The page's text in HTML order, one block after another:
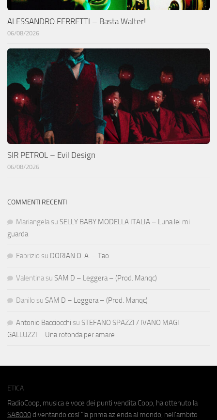
ALESSANDRO FERRETTI – Basta Walter!
06/08/2026
SIR PETROL – Evil Design
06/08/2026
COMMENTI RECENTI
Mariangela su SELLY BABY MODELLA ITALIA – Luna lei mi
guarda
Fabrizio su DORIAN O. A. – Tao
Valentina su SAM D – Leggera – (Prod. Manqc)
Danilo su SAM D – Leggera – (Prod. Manqc)
Antonio Bacciocchi su STEFANO SPAZZI / IVANO MAGI
GALLUZZI – Una rotonda per amare
ETICA
RadioCoop, musica e voce dei punti vendita Coop, ha ottenuto la
SA8000 diventando così "la prima azienda al mondo, nell'ambito